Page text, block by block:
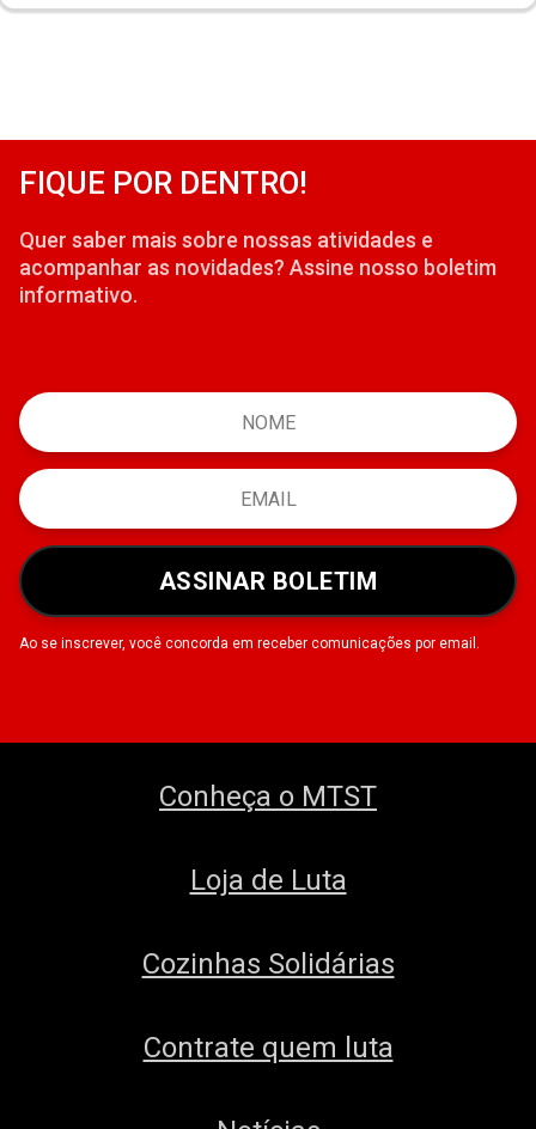
FIQUE POR DENTRO!
Quer saber mais sobre nossas atividades e
acompanhar as novidades? Assine nosso boletim
informativo.
ASSINAR BOLETIM
Ao se inscrever, você concorda em receber comunicações por email.
Conheça o MTST
Loja de Luta
Cozinhas Solidárias
Contrate quem luta